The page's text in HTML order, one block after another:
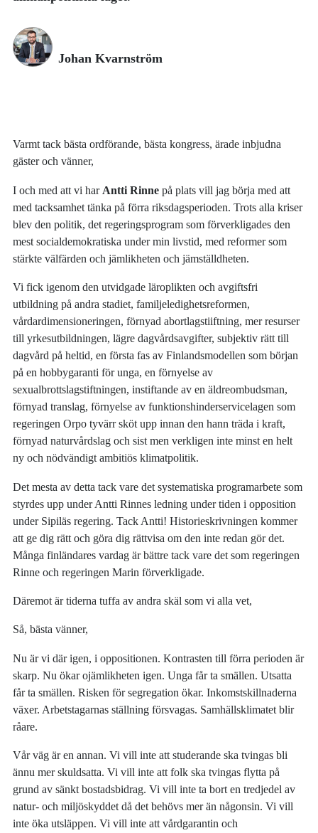
Johan Kvarnström
Varmt tack bästa ordförande, bästa kongress, ärade inbjudna
gäster och vänner,
I och med att vi harAntti Rinne på plats vill jag börja med att
med tacksamhet tänka på förra riksdagsperioden. Trots alla kriser
blev den politik, det regeringsprogram som förverkligades den
mest socialdemokratiska under min livstid, med reformer som
stärkte välfärden och jämlikheten och jämställdheten.
Vi fick igenom den utvidgade läroplikten och avgiftsfri
utbildning på andra stadiet, familjeledighetsreformen,
vårdardimensioneringen, förnyad abortlagstiiftning, mer resurser
till yrkesutbildningen, lägre dagvårdsavgifter, subjektiv rätt till
dagvård på heltid, en första fas av Finlandsmodellen som början
på en hobbygaranti för unga, en förnyelse av
sexualbrottslagstiftningen, instiftande av en äldreombudsman,
förnyad translag, förnyelse av funktionshinderservicelagen som
regeringen Orpo tyvärr sköt upp innan den hann träda i kraft,
förnyad naturvårdslag och sist men verkligen inte minst en helt
ny och nödvändigt ambitiös klimatpolitik.
Det mesta av detta tack vare det systematiska programarbete som
styrdes upp under Antti Rinnes ledning under tiden i opposition
under Sipiläs regering. Tack Antti! Historieskrivningen kommer
att ge dig rätt och göra dig rättvisa om den inte redan gör det.
Många finländares vardag är bättre tack vare det som regeringen
Rinne och regeringen Marin förverkligade.
Däremot är tiderna tuffa av andra skäl som vi alla vet,
Så, bästa vänner,
Nu är vi där igen, i oppositionen. Kontrasten till förra perioden är
skarp. Nu ökar ojämlikheten igen. Unga får ta smällen. Utsatta
får ta smällen. Risken för segregation ökar. Inkomstskillnaderna
växer. Arbetstagarnas ställning försvagas. Samhällsklimatet blir
råare.
Vår väg är en annan. Vi vill inte att studerande ska tvingas bli
ännu mer skuldsatta. Vi vill inte att folk ska tvingas flytta på
grund av sänkt bostadsbidrag. Vi vill inte ta bort en tredjedel av
natur- och miljöskyddet då det behövs mer än någonsin. Vi vill
inte öka utsläppen. Vi vill inte att vårdgarantin och